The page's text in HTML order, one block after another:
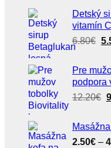
Detský
vitamín C
6.80€
Pre
podpora
12.20€
2.50€ –